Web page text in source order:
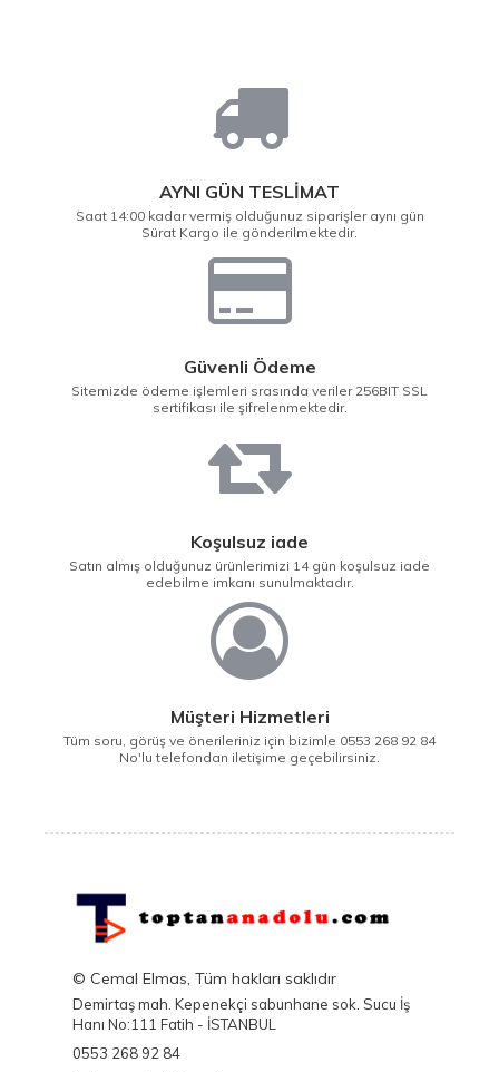
AYNI GÜN TESLİMAT
Saat 14:00 kadar vermiş olduğunuz siparişler aynı gün
Sürat Kargo ile gönderilmektedir.
Güvenli Ödeme
Sitemizde ödeme işlemleri srasında veriler 256BIT SSL
sertifikası ile şifrelenmektedir.
Koşulsuz iade
Satın almış olduğunuz ürünlerimizi 14 gün koşulsuz iade
edebilme imkanı sunulmaktadır.
Müşteri Hizmetleri
Tüm soru, görüş ve önerileriniz için bizimle 0553 268 92 84
No'lu telefondan iletişime geçebilirsiniz.
© Cemal Elmas, Tüm hakları saklıdır
Demirtaş mah. Kepenekçi sabunhane sok. Sucu İş
Hanı No:111 Fatih - İSTANBUL
0553 268 92 84